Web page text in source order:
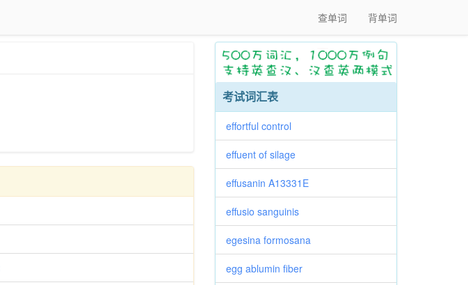
查单词 背单词
考试词汇表
effortful control
effuent of silage
effusanin A13331E
effusio sanguinis
egesina formosana
egg ablumin fiber